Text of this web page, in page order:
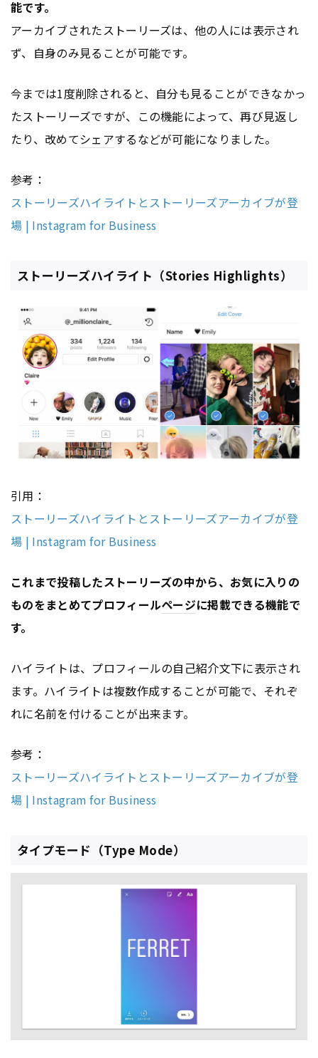
能です。
アーカイブされたストーリーズは、他の人には表示され
ず、自身のみ見ることが可能です。
今までは1度削除されると、自分も見ることができなかっ
たストーリーズですが、この機能によって、再び見返し
たり、改めてシェアするなどが可能になりました。
参考：
ストーリーズハイライトとストーリーズアーカイブが登
場 | Instagram for Business
ストーリーズハイライト（Stories Highlights）
引用：
ストーリーズハイライトとストーリーズアーカイブが登
場 | Instagram for Business
これまで投稿したストーリーズの中から、お気に入りの
ものをまとめてプロフィールページに掲載できる機能で
す。
ハイライトは、プロフィールの自己紹介文下に表示され
ます。ハイライトは複数作成することが可能で、それぞ
れに名前を付けることが出来ます。
参考：
ストーリーズハイライトとストーリーズアーカイブが登
場 | Instagram for Business
タイプモード（Type Mode）